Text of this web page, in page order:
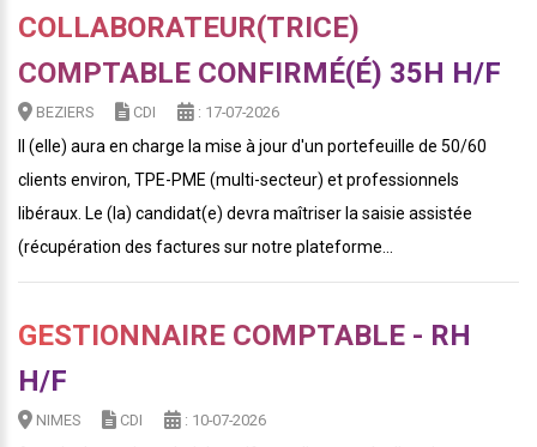
COLLABORATEUR(TRICE)
COMPTABLE CONFIRMÉ(É) 35H H/F
BEZIERS CDI : 17-07-2026
Il (elle) aura en charge la mise à jour d'un portefeuille de 50/60
clients environ, TPE-PME (multi-secteur) et professionnels
libéraux. Le (la) candidat(e) devra maîtriser la saisie assistée
(récupération des factures sur notre plateforme...
GESTIONNAIRE COMPTABLE - RH
H/F
NIMES CDI : 10-07-2026